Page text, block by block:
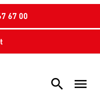
67 00
search menu